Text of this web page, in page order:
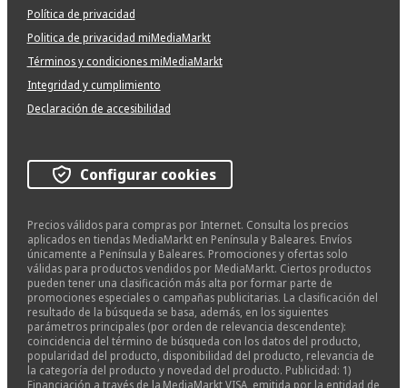
Política de privacidad
Politica de privacidad miMediaMarkt
Términos y condiciones miMediaMarkt
Integridad y cumplimiento
Declaración de accesibilidad
Configurar cookies
Precios válidos para compras por Internet. Consulta los precios
aplicados en tiendas MediaMarkt en Península y Baleares. Envíos
únicamente a Península y Baleares. Promociones y ofertas solo
válidas para productos vendidos por MediaMarkt. Ciertos productos
pueden tener una clasificación más alta por formar parte de
promociones especiales o campañas publicitarias. La clasificación del
resultado de la búsqueda se basa, además, en los siguientes
parámetros principales (por orden de relevancia descendente):
coincidencia del término de búsqueda con los datos del producto,
popularidad del producto, disponibilidad del producto, relevancia de
la categoría del producto y novedad del producto. Publicidad: 1)